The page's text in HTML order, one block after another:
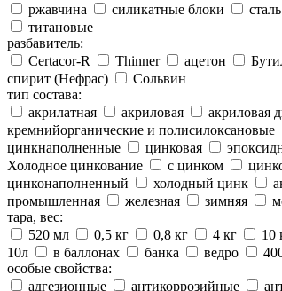
ржавчина
силикатные блоки сталь
титановые
разбавитель:
Certacor-R
Thinner ацетон
спирит (Нефрас)
Сольвин
тип состава:
акрилатная
акриловая акриловая
кремнийорганические и полисилоксановые
цинкнаполненные
цинковая
Холодное цинкование
с цинком
цинконаполненный
холодный цинк
промышленная
железная зимняя
тара, вес:
520 мл
0,5 кг 0,8 кг 4 кг 10
10л
в баллонах банка ведро
особые свойства:
адгезионные
антикоррозийные